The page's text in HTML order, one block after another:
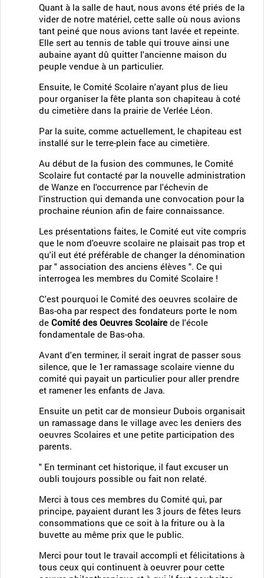
Quant à la salle de haut, nous avons été priés de la
vider de notre matériel, cette salle où nous avions
tant peiné que nous avions tant lavée et repeinte.
Elle sert au tennis de table qui trouve ainsi une
aubaine ayant dû quitter l'ancienne maison du
peuple vendue à un particulier.
Ensuite, le Comité Scolaire n'ayant plus de lieu
pour organiser la fête planta son chapiteau à coté
du cimetière dans la prairie de Verlée Léon.
Par la suite, comme actuellement, le chapiteau est
installé sur le terre-plein face au cimetière.
Au début de la fusion des communes, le Comité
Scolaire fut contacté par la nouvelle administration
de Wanze en l'occurrence par l'échevin de
l'instruction qui demanda une convocation pour la
prochaine réunion afin de faire connaissance.
Les présentations faites, le Comité eut vite compris
que le nom d'oeuvre scolaire ne plaisait pas trop et
qu'il eut été préférable de changer la dénomination
par " association des anciens élèves ". Ce qui
interrogea les membres du Comité Scolaire !
C'est pourquoi le Comité des oeuvres scolaire de
Bas-oha par respect des fondateurs porte le nom
de Comité des Oeuvres Scolaire de l'école
fondamentale de Bas-oha.
Avant d'en terminer, il serait ingrat de passer sous
silence, que le 1er ramassage scolaire vienne du
comité qui payait un particulier pour aller prendre
et ramener les enfants de Java.
Ensuite un petit car de monsieur Dubois organisait
un ramassage dans le village avec les deniers des
oeuvres Scolaires et une petite participation des
parents.
" En terminant cet historique, il faut excuser un
oubli toujours possible ou fait non relaté.
Merci à tous ces membres du Comité qui, par
principe, payaient durant les 3 jours de fêtes leurs
consommations que ce soit à la friture ou à la
buvette au même prix que le public.
Merci pour tout le travail accompli et félicitations à
tous ceux qui continuent à oeuvrer pour cette